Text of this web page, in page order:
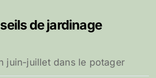
de jardinage
juin-juillet dans le potager